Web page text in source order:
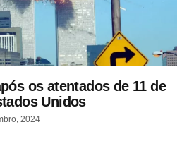
os atentados de 11 de
Unidos
2024